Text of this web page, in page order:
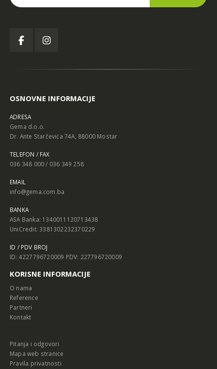
OSNOVNE INFORMACIJE
ADRESA
Gema d.o.o.
Dr. Ante Starčevića 74A, 88000 Mostar
TELEFON / FAX
036 348 000 / 036 349 258
EMAIL
info@gema.com.ba
BANKA
ASA Banka: 1340011120713438
UniCredit: 3381302232370229
ID / PDV BROJ
ID: 4227796720009 PDV: 227796720009
KORISNE INFORMACIJE
O nama
Reference
Partneri
Kontakt
Pitanja i odgovori
Mapa web stranice
Pravila privatnosti